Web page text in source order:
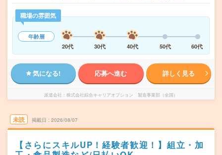
職場の雰囲気
年齢層
20代
30代 40代 50代 60代
気になる! 応募へ進む 詳しく見る
派遣会社 株式会社綜合キャリアオプション 製造事業部（全国）
未読 掲載日 2026/08/07
【さらにスキルUP！経験者歓迎！】組立・加